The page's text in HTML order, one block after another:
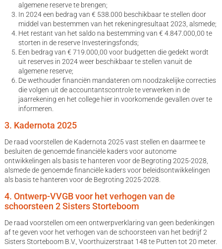
algemene reserve te brengen;
In 2024 een bedrag van € 538.000 beschikbaar te stellen door
middel van bestemmen van het rekeningresultaat 2023, alsmede;
Het restant van het saldo na bestemming van € 4.847.000,00 te
storten in de reserve Investeringsfonds;
Een bedrag van € 719.000,00 voor budgetten die gedekt wordt
uit reserves in 2024 weer beschikbaar te stellen vanuit de
algemene reserve;
De wethouder financiën mandateren om noodzakelijke correcties
die volgen uit de accountantscontrole te verwerken in de
jaarrekening en het college hier in voorkomende gevallen over te
informeren.
3. Kadernota 2025
De raad voorstellen de Kadernota 2025 vast stellen en daarmee te
besluiten de genoemde financiële kaders voor autonome
ontwikkelingen als basis te hanteren voor de Begroting 2025-2028,
alsmede de genoemde financiële kaders voor beleidsontwikkelingen
als basis te hanteren voor de Begroting 2025-2028.
4. Ontwerp-VVGB voor het verhogen van de
schoorsteen 2 Sisters Storteboom
De raad voorstellen om een ontwerpverklaring van geen bedenkingen
af te geven voor het verhogen van de schoorsteen van het bedrijf 2
Sisters Storteboom B.V., Voorthuizerstraat 148 te Putten tot 20 meter.